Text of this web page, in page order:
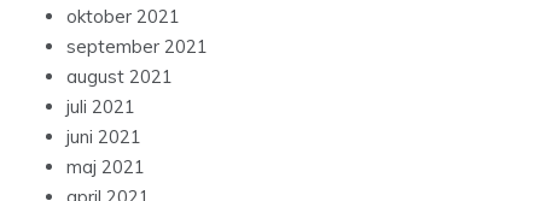
oktober 2021
september 2021
august 2021
juli 2021
juni 2021
maj 2021